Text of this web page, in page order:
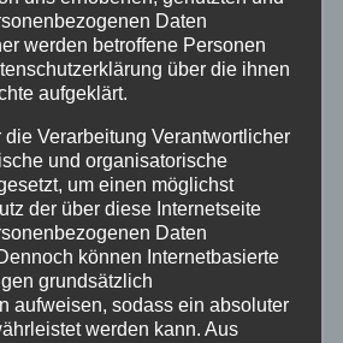
Daten
werden betroffene Personen
über die ihnen
aufgeklärt.
Verarbeitung Verantwortlicher
und organisatorische
um einen möglichst
der über diese Internetseite
Daten
können Internetbasierte
grundsätzlich
aufweisen, sodass ein absoluter
werden kann. Aus